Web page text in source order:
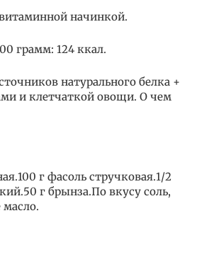
начинкой.
грамм: 124 ккал.
натурального белка +
и клетчаткой овощи. О чем
г фасоль стручковая.1/2
г брынза.По вкусу соль,